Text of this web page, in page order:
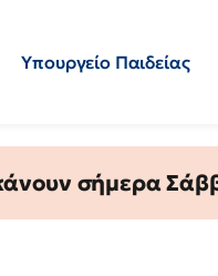
Υπουργείο Παιδείας
σήμερα